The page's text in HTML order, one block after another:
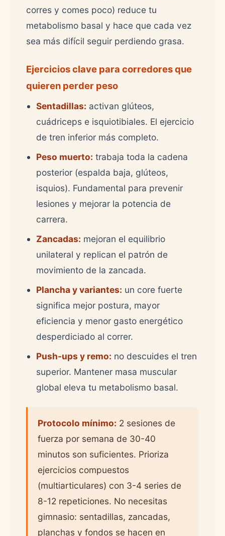
corres y comes poco) reduce tu
metabolismo basal y hace que cada vez
sea más difícil seguir perdiendo grasa.
Ejercicios clave para corredores que
quieren perder peso
Sentadillas: activan glúteos,
cuádriceps e isquiotibiales. El ejercicio
de tren inferior más completo.
Peso muerto: trabaja toda la cadena
posterior (espalda baja, glúteos,
isquios). Fundamental para prevenir
lesiones y mejorar la potencia de
carrera.
Zancadas: mejoran el equilibrio
unilateral y replican el patrón de
movimiento de la zancada.
Plancha y variantes: un core fuerte
significa mejor postura, mayor
eficiencia y menor gasto energético
desperdiciado al correr.
Push-ups y remo: no descuides el tren
superior. Mantener masa muscular
global eleva tu metabolismo basal.
Protocolo mínimo: 2 sesiones de
fuerza por semana de 30-40
minutos son suficientes. Prioriza
ejercicios compuestos
(multiarticulares) con 3-4 series de
8-12 repeticiones. No necesitas
gimnasio: sentadillas, zancadas,
planchas y fondos se hacen en